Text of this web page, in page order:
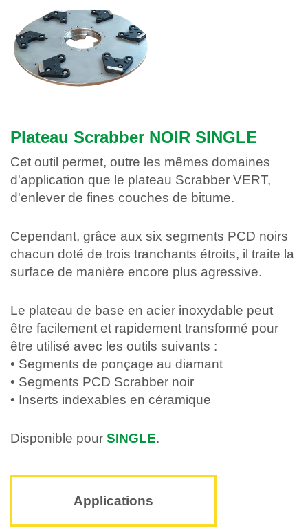
Plateau Scrabber NOIR SINGLE
Cet outil permet, outre les mêmes domaines
d'application que le plateau Scrabber VERT,
d'enlever de fines couches de bitume.
Cependant, grâce aux six segments PCD noirs
chacun doté de trois tranchants étroits, il traite la
surface de manière encore plus agressive.
Le plateau de base en acier inoxydable peut
être facilement et rapidement transformé pour
être utilisé avec les outils suivants :
• Segments de ponçage au diamant
• Segments PCD Scrabber noir
• Inserts indexables en céramique
Disponible pour SINGLE.
Applications